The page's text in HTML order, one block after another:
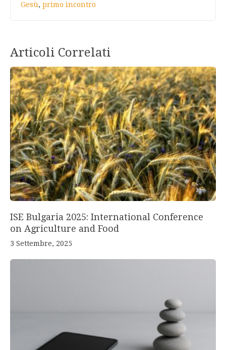
Gesù, primo incontro
Articoli Correlati
ISE Bulgaria 2025: International Conference
on Agriculture and Food
3 Settembre, 2025